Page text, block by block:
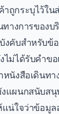
ถูกระบุไว้ใน
ทางการของบ
งคับสำหรับข้
ม่ได้รับคำข
นังสือเดินทา
แผนกสนับสนุ
น่ใจว่าข้อมู